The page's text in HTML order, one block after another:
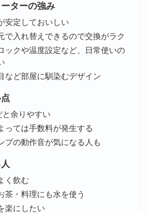
ターの強み
安定しておいしい
で入れ替えできるので交換がラク
ックや温度設定など、日常使いの
など部屋に馴染むデザイン
と余りやすい
っては手数料が発生する
プの動作音が気になる人も
く飲む
茶・料理にも水を使う
楽にしたい